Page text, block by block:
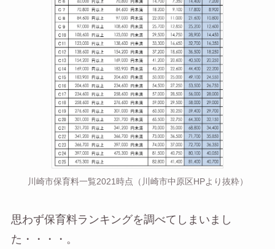
川崎市保育料一覧2021時点（川崎市中原区HPより抜粋）
思わず保育料ランキングを調べてしまいまし
た・・・・。